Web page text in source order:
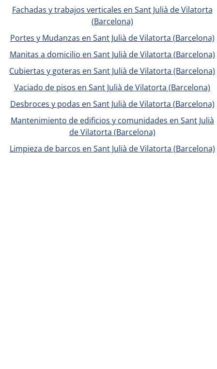
Fachadas y trabajos verticales en Sant Julià de Vilatorta
(Barcelona)
Portes y Mudanzas en Sant Julià de Vilatorta (Barcelona)
Manitas a domicilio en Sant Julià de Vilatorta (Barcelona)
Cubiertas y goteras en Sant Julià de Vilatorta (Barcelona)
Vaciado de pisos en Sant Julià de Vilatorta (Barcelona)
Desbroces y podas en Sant Julià de Vilatorta (Barcelona)
Mantenimiento de edificios y comunidades en Sant Julià
de Vilatorta (Barcelona)
Limpieza de barcos en Sant Julià de Vilatorta (Barcelona)